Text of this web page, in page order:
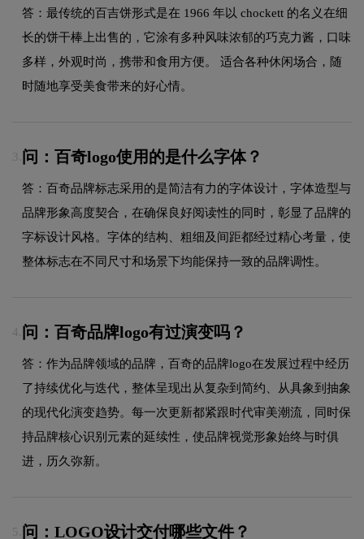
答：最传统的百吉饼形式是在 1966 年以 chockett 的名义在细
长的饼干棒上出售的，它涂有多种风味浓郁的巧克力酱，口味
多样，外观时尚，携带和食用方便。 适合各种休闲场合，随
时随地享受美食带来的好心情。
3. 问：百奇logo使用的是什么字体？
答：百奇品牌标志采用的是简洁有力的字体设计，字体造型与
品牌形象高度契合，在确保良好阅读性的同时，彰显了品牌的
字标设计风格。字体的结构、粗细及间距都经过精心考量，使
整体标志在不同尺寸和场景下均能保持一致的品牌调性。
4. 问：百奇品牌logo有过演变吗？
答：作为品牌领域的品牌，百奇的品牌logo在发展过程中经历
了持续优化与迭代，整体呈现出从复杂到简约、从具象到抽象
的现代化演变趋势。每一次更新都紧跟时代审美潮流，同时保
持品牌核心识别元素的延续性，使品牌视觉形象始终与时俱
进，历久弥新。
5. 问：LOGO设计交付哪些文件？